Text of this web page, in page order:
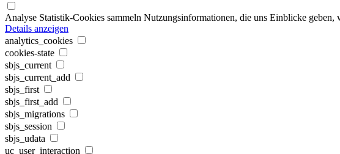
Analyse Statistik-Cookies sammeln Nutzungsinformationen, die uns Einblicke geben,
Details anzeigen
analytics_cookies
cookies-state
sbjs_current
sbjs_current_add
sbjs_first
sbjs_first_add
sbjs_migrations
sbjs_session
sbjs_udata
uc_user_interaction